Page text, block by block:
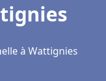
à Wattignies